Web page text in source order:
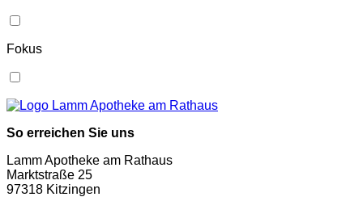
Fokus
So erreichen Sie uns
Lamm Apotheke am Rathaus
Marktstraße 25
97318 Kitzingen